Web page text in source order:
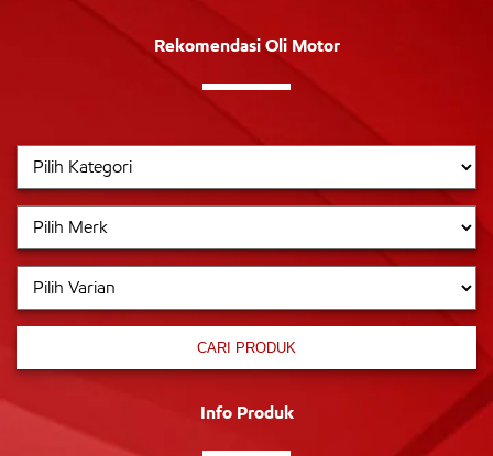
Rekomendasi Oli Motor
CARI PRODUK
Info Produk